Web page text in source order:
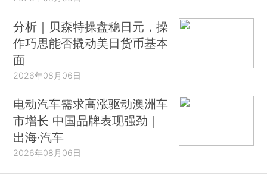
分析｜贝森特操盘稳日元，操
作巧思能否撬动美日货币基本
面
2026年08月06日
电动汽车需求高涨驱动澳洲车
市增长 中国品牌表现强劲｜
出海·汽车
2026年08月06日